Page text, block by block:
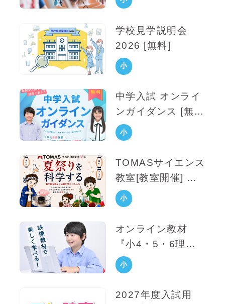
生
学校見学説明会
2026 [無料]
小
生
中学入試 オンライ
ンガイダンス [無
料]
小
生
TOMASサイエンス
教室[教室開催] 夏
祭りを科学する [無
料]
小
生
オンライン教材
『小4・5・6理科/
社会』
小
生
2027年度入試用